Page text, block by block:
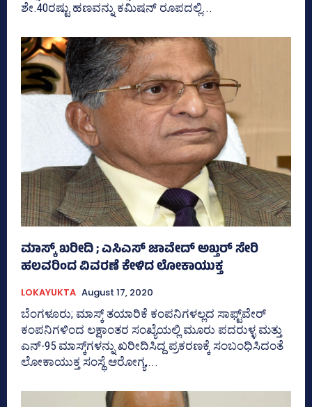
ಶೇ.40ರಷ್ಟು ಹಣವನ್ನು ಕಮಿಷನ್‌ ರೂಪದಲ್ಲಿ...
ಮಾಸ್ಕ್‌ ಖರೀದಿ ; ಎಸಿಎಸ್‌ ಜಾವೇದ್‌ ಅಖ್ತರ್‌ ಸೇರಿ
ಹಲವರಿಂದ ವಿವರಣೆ ಕೇಳಿದ ಲೋಕಾಯುಕ್ತ
LOKAYUKTA August 17, 2020
ಬೆಂಗಳೂರು; ಮಾಸ್ಕ್‌ ತಯಾರಿಕೆ ಕಂಪನಿಗಳಲ್ಲದ ಸಾಫ್ಟ್‌ವೇರ್‌
ಕಂಪನಿಗಳಿಂದ ಲಕ್ಷಾಂತರ ಸಂಖ್ಯೆಯಲ್ಲಿ ಮೂರು ಪದರುಳ್ಳ ಮತ್ತು
ಎನ್‌-95 ಮಾಸ್ಕ್‌ಗಳನ್ನು ಖರೀದಿಸಿದ್ದ ಪ್ರಕರಣಕ್ಕೆ ಸಂಬಂಧಿಸಿದಂತೆ
ಲೋಕಾಯುಕ್ತ ಸಂಸ್ಥೆ ಆರೋಗ್ಯ,...